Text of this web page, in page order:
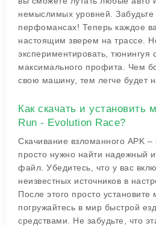
немыслимых уровней.
перфомансах! Теперь каждое
настоящим зверем на трассе.
экспериментировать, тюнингуя
максимального профита. Чем
свою машину, тем легче будет
Как скачать и установить
Run - Evolution Race?
Скачивание взломанного APK
просто нужно найти надежный
файл. Убедитесь, что у вас
неизвестных источников в
После этого просто
погружайтесь в мир быстрой
средствами. Не забудьте, что